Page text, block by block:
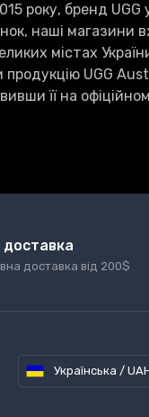
року, бренд UGG
наші магазини
містах
UGG
її на
доставка від 200$
Українська /